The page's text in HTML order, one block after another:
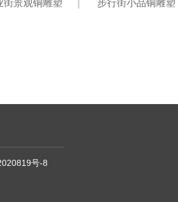
街景观铜雕塑
步行街小品铜雕塑
号-8